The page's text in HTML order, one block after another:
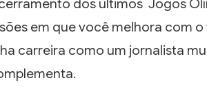
dos últimos Jogos
em que você melhora com o
carreira como um jornalista